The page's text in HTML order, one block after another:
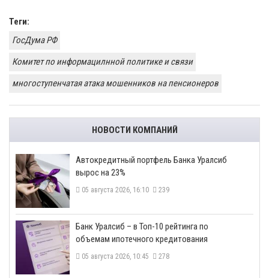
Теги:
ГосДума РФ
Комитет по информацилнной политике и связи
многоступенчатая атака мошенников на пенсионеров
НОВОСТИ КОМПАНИЙ
​Автокредитный портфель Банка Уралсиб
вырос на 23%
05 августа 2026, 16:10 239
​Банк Уралсиб – в Топ-10 рейтинга по
объемам ипотечного кредитования
05 августа 2026, 10:45 278